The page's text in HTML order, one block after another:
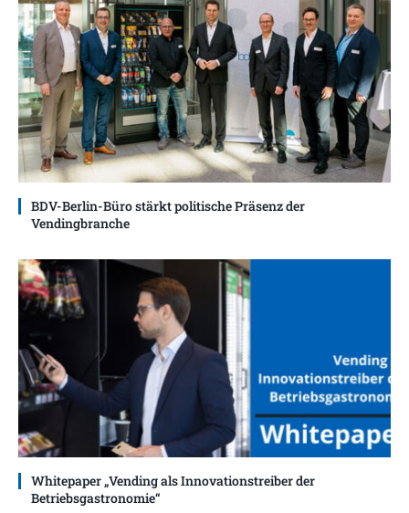
BDV-Berlin-Büro stärkt politische Präsenz der
Vendingbranche
Whitepaper „Vending als Innovationstreiber der
Betriebsgastronomie“